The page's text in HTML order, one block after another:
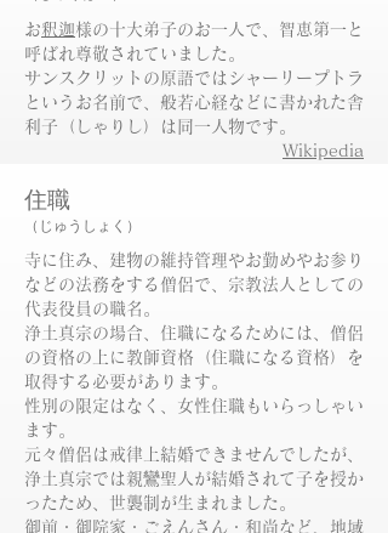
お釈迦様の十大弟子のお一人で、智恵第一と
呼ばれ尊敬されていました。
​サンスクリットの原語ではシャーリープトラ
というお名前で、般若心経などに書かれた舎
利子（しゃりし）は同一人物です。
​Wikipedia
住職
（じゅうしょく）
寺に住み、建物の維持管理やお勤めやお参り
などの法務をする僧侶で、宗教法人としての
代表役員の職名。
​浄土真宗の場合、住職になるためには、僧侶
の資格の上に教師資格（住職になる資格）を
取得する必要があります。
性別の限定はなく、女性住職もいらっしゃい
ます。
元々僧侶は戒律上結婚できませんでしたが、
浄土真宗では親鸞聖人が結婚されて子を授か
ったため、世襲制が生まれました。
​御前・御院家・ごえんさん・和尚など、地域